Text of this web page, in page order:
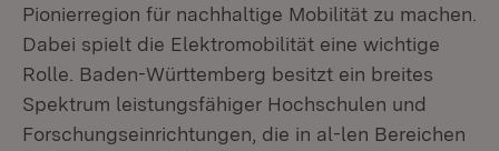
Pionierregion für nachhaltige Mobilität zu machen.
Dabei spielt die Elektromobilität eine wichtige
Rolle. Baden-Württemberg besitzt ein breites
Spektrum leistungsfähiger Hochschulen und
Forschungseinrichtungen, die in al-len Bereichen